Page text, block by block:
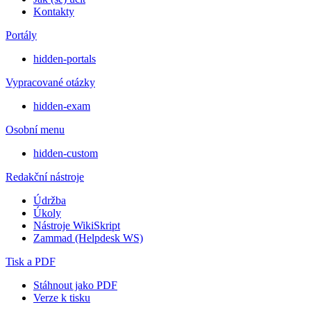
Kontakty
Portály
hidden-portals
Vypracované otázky
hidden-exam
Osobní menu
hidden-custom
Redakční nástroje
Údržba
Úkoly
Nástroje WikiSkript
Zammad (Helpdesk WS)
Tisk a PDF
Stáhnout jako PDF
Verze k tisku